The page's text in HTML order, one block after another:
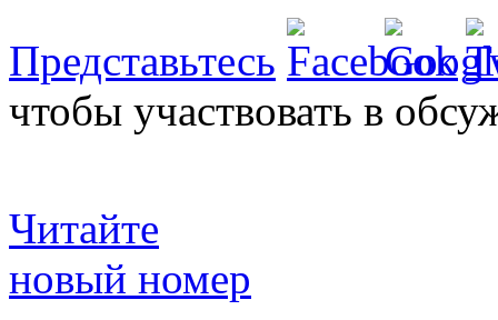
Представьтесь
чтобы участвовать в
Читайте
новый номер